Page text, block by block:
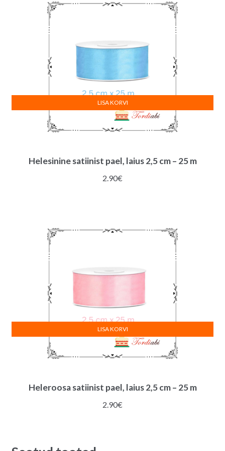
Helesinine satiinist pael, laius 2,5 cm – 25 m
2.90€
LISA KORVI
Heleroosa satiinist pael, laius 2,5 cm – 25 m
2.90€
LISA KORVI